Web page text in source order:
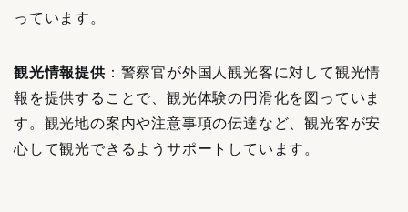
っています。
観光情報提供：警察官が外国人観光客に対して観光情
報を提供することで、観光体験の円滑化を図っていま
す。観光地の案内や注意事項の伝達など、観光客が安
心して観光できるようサポートしています。